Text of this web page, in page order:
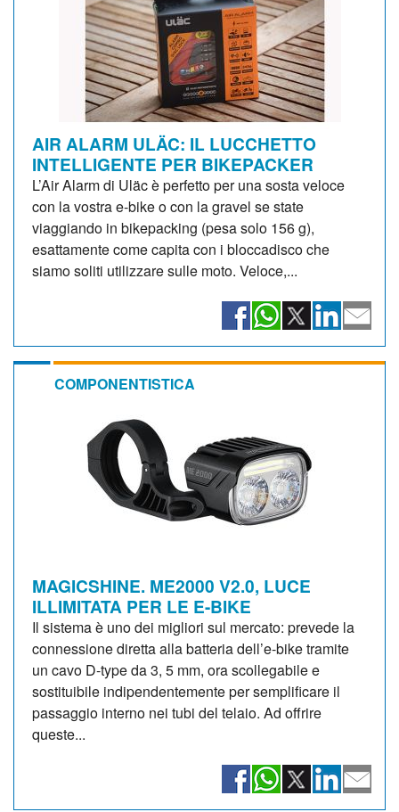
AIR ALARM ULÄC: IL LUCCHETTO
INTELLIGENTE PER BIKEPACKER
L’Air Alarm di Uläc è perfetto per una sosta veloce
con la vostra e-bike o con la gravel se state
viaggiando in bikepacking (pesa solo 156 g),
esattamente come capita con i bloccadisco che
siamo soliti utilizzare sulle moto. Veloce,...
COMPONENTISTICA
MAGICSHINE. ME2000 V2.0, LUCE
ILLIMITATA PER LE E-BIKE
Il sistema è uno dei migliori sul mercato: prevede la
connessione diretta alla batteria dell’e-bike tramite
un cavo D-type da 3, 5 mm, ora scollegabile e
sostituibile indipendentemente per semplificare il
passaggio interno nei tubi del telaio. Ad offrire
queste...